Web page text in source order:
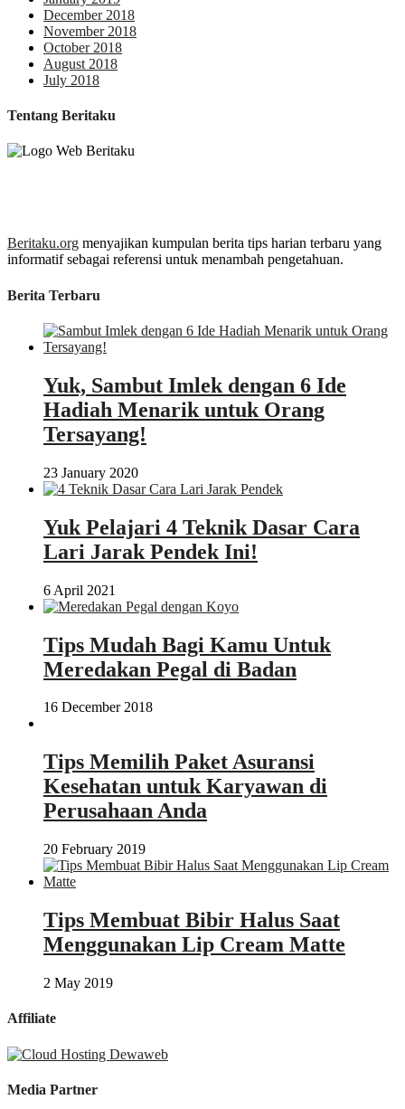
December 2018
November 2018
October 2018
August 2018
July 2018
Tentang Beritaku
Beritaku.org menyajikan kumpulan berita tips harian terbaru yang
informatif sebagai referensi untuk menambah pengetahuan.
Berita Terbaru
Yuk, Sambut Imlek dengan 6 Ide
Hadiah Menarik untuk Orang
Tersayang!
23 January 2020
Yuk Pelajari 4 Teknik Dasar Cara
Lari Jarak Pendek Ini!
6 April 2021
Tips Mudah Bagi Kamu Untuk
Meredakan Pegal di Badan
16 December 2018
Tips Memilih Paket Asuransi
Kesehatan untuk Karyawan di
Perusahaan Anda
20 February 2019
Tips Membuat Bibir Halus Saat
Menggunakan Lip Cream Matte
2 May 2019
Affiliate
Media Partner